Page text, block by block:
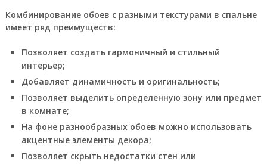
Комбинирование обоев с разными текстурами в спальне
имеет ряд преимуществ:
Позволяет создать гармоничный и стильный
интерьер;
Добавляет динамичность и оригинальность;
Позволяет выделить определенную зону или предмет
в комнате;
На фоне разнообразных обоев можно использовать
акцентные элементы декора;
Позволяет скрыть недостатки стен или